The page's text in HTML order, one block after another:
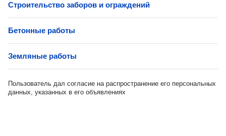
Строительство заборов и ограждений
Бетонные работы
Земляные работы
Пользователь дал согласие на распространение его персональных
данных, указанных в его объявлениях